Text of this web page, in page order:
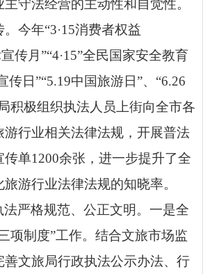
主守法经营的主动性和自觉性。
今年“3·15消费者权益
传月”“4·15”全民国家安全教育
传日”“5.19中国旅游日”、“6.26
积极组织执法人员上街向全市各
游行业相关法律法规，开展普法
单1200余张，进一步提升了全
游行业法律法规的知晓率。
法严格规范、公正文明。一是全
项制度”工作。结合文旅市场监
善文旅局行政执法公示办法、行